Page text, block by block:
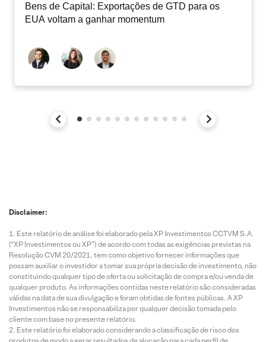
Bens de Capital: Exportações de GTD para os
EUA voltam a ganhar momentum
Disclaimer:
Este relatório de análise foi elaborado pela XP Investimentos CCTVM S.A.
(“XP Investimentos ou XP”) de acordo com todas as exigências previstas na
Resolução CVM 20/2021, tem como objetivo fornecer informações que
possam auxiliar o investidor a tomar sua própria decisão de investimento, não
constituindo qualquer tipo de oferta ou solicitação de compra e/ou venda de
qualquer produto. As informações contidas neste relatório são consideradas
válidas na data de sua divulgação e foram obtidas de fontes públicas. A XP
Investimentos não se responsabiliza por qualquer decisão tomada pelo
cliente com base no presente relatório.
Este relatório foi elaborado considerando a classificação de risco dos